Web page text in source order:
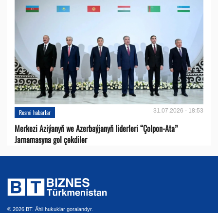
Resmi habarlar 31.07.2026 - 18:53
Merkezi Aziýanyň we Azerbaýjanyň liderleri “Çolpon-Ata”
Jarnamasyna gol çekdiler
© 2026 BT. Ähli hukuklar goralandyr.